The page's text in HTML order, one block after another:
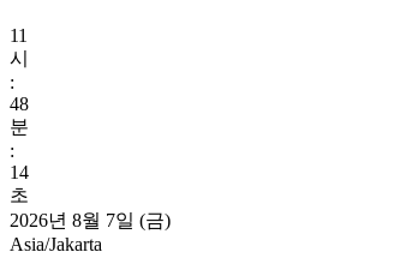
11
시
:
48
분
:
15
초
2026년 8월 7일 (금)
Asia/Jakarta